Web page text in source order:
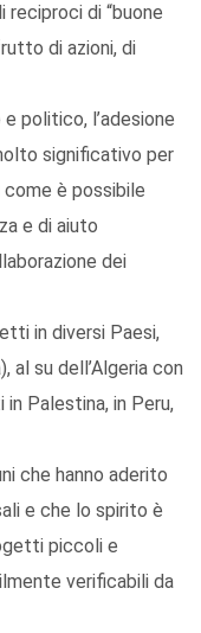
reciproci di “buone
di azioni, di
politico, l’adesione
significativo per
come è possibile
e di aiuto
dei
in diversi Paesi,
al su dell’Algeria con
Palestina, in Peru,
che hanno aderito
e che lo spirito è
piccoli e
verificabili da